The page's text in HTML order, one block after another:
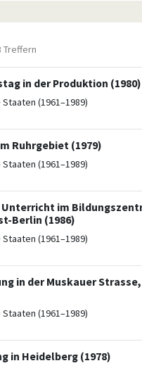
Treffern
in der Produktion (1980)
(1961–1989)
Ruhrgebiet (1979)
(1961–1989)
im
Berlin (1986)
(1961–1989)
in der Muskauer
(1961–1989)
in Heidelberg (1978)